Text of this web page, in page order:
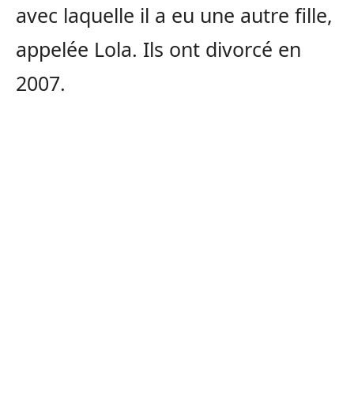
avec laquelle il a eu une autre fille,
appelée Lola. Ils ont divorcé en
2007.